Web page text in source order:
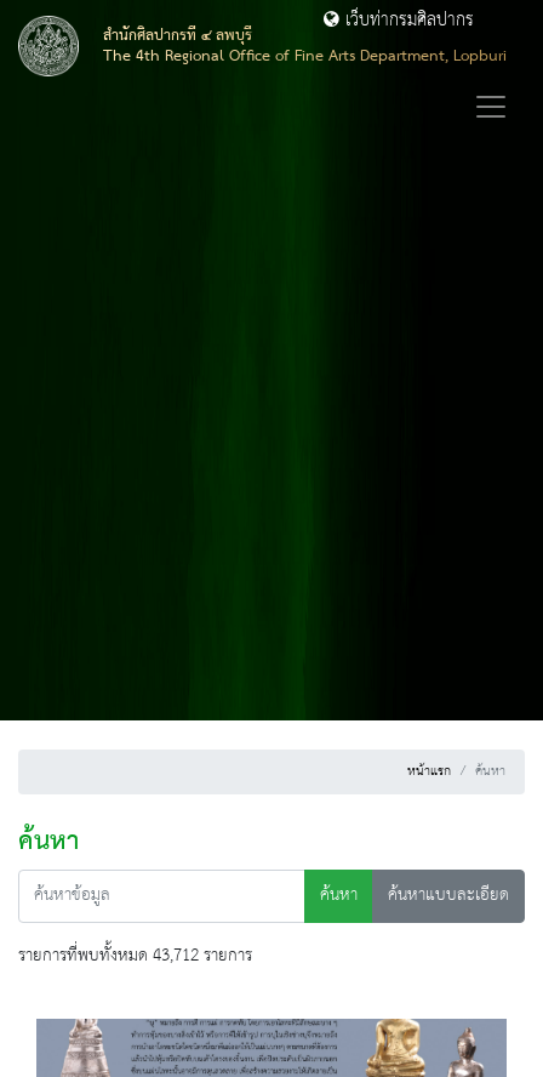
สำนักศิลปากรที่ ๔ ลพบุรี
The 4th Regional Office of Fine Arts Department, Lopburi
เว็บท่ากรมศิลปากร
หน้าแรก ค้นหา
ค้นหา
ค้นหา
ค้นหาแบบละเอียด
รายการที่พบทั้งหมด 43,712 รายการ